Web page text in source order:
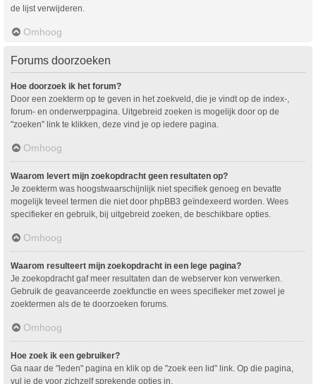
de lijst verwijderen.
Omhoog
Forums doorzoeken
Hoe doorzoek ik het forum?
Door een zoekterm op te geven in het zoekveld, die je vindt op de index-,
forum- en onderwerppagina. Uitgebreid zoeken is mogelijk door op de
"zoeken" link te klikken, deze vind je op iedere pagina.
Omhoog
Waarom levert mijn zoekopdracht geen resultaten op?
Je zoekterm was hoogstwaarschijnlijk niet specifiek genoeg en bevatte
mogelijk teveel termen die niet door phpBB3 geïndexeerd worden. Wees
specifieker en gebruik, bij uitgebreid zoeken, de beschikbare opties.
Omhoog
Waarom resulteert mijn zoekopdracht in een lege pagina?
Je zoekopdracht gaf meer resultaten dan de webserver kon verwerken.
Gebruik de geavanceerde zoekfunctie en wees specifieker met zowel je
zoektermen als de te doorzoeken forums.
Omhoog
Hoe zoek ik een gebruiker?
Ga naar de "leden" pagina en klik op de "zoek een lid" link. Op die pagina,
vul je de voor zichzelf sprekende opties in.